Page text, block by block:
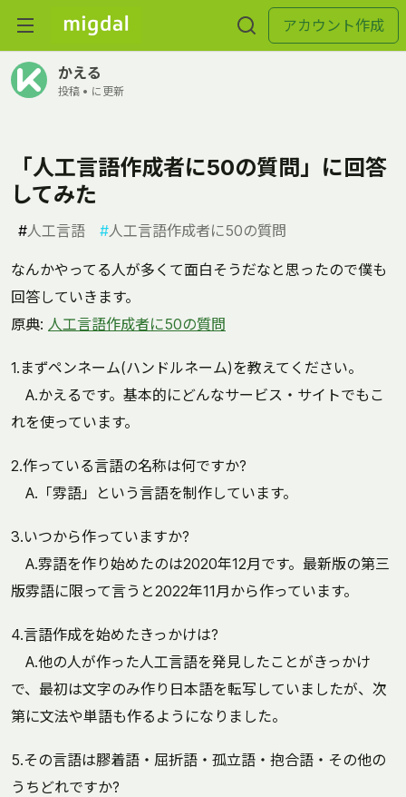
アカウント作成
かえる
投稿 • に更新
「人工言語作成者に50の質問」に回答
してみた
#人工言語 #人工言語作成者に50の質問
なんかやってる人が多くて面白そうだなと思ったので僕も
回答していきます。
原典: 人工言語作成者に50の質問
1.まずペンネーム(ハンドルネーム)を教えてください。
A.かえるです。基本的にどんなサービス・サイトでもこ
れを使っています。
2.作っている言語の名称は何ですか?
A.「雰語」という言語を制作しています。
3.いつから作っていますか?
A.雰語を作り始めたのは2020年12月です。最新版の第三
版雰語に限って言うと2022年11月から作っています。
4.言語作成を始めたきっかけは?
A.他の人が作った人工言語を発見したことがきっかけ
で、最初は文字のみ作り日本語を転写していましたが、次
第に文法や単語も作るようになりました。
5.その言語は膠着語・屈折語・孤立語・抱合語・その他の
うちどれですか?